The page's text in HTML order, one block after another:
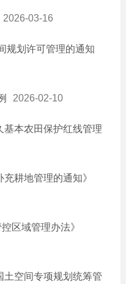
2026-03-16
规划许可管理的通知
2026-02-10
基本农田保护红线管理
耕地管理的通知》
区域管理办法》
土空间专项规划统筹管